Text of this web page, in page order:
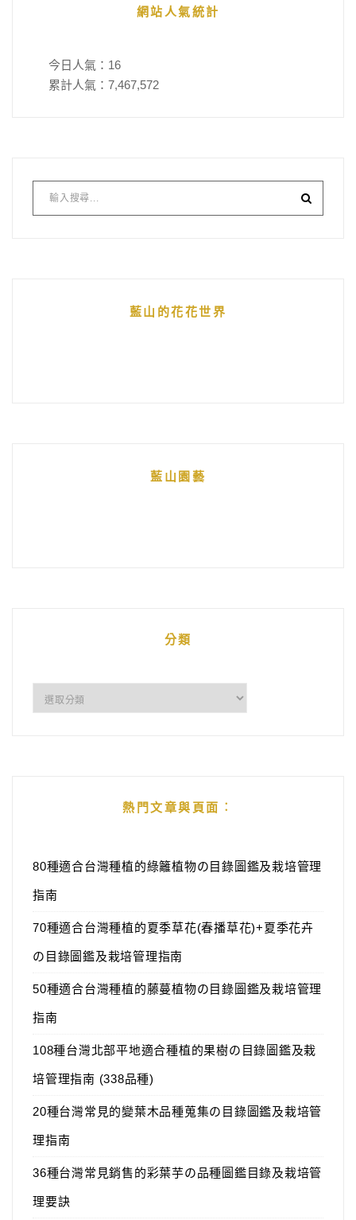
網站人氣統計
今日人氣： 16
累計人氣： 7,467,572
藍山的花花世界
藍山園藝
分類
熱門文章與頁面︰
80種適合台灣種植的綠籬植物の目錄圖鑑及栽培管理
指南
70種適合台灣種植的夏季草花(春播草花)+夏季花卉
の目錄圖鑑及栽培管理指南
50種適合台灣種植的藤蔓植物の目錄圖鑑及栽培管理
指南
108種台灣北部平地適合種植的果樹の目錄圖鑑及栽
培管理指南 (338品種)
20種台灣常見的變葉木品種蒐集の目錄圖鑑及栽培管
理指南
36種台灣常見銷售的彩葉芋の品種圖鑑目錄及栽培管
理要訣